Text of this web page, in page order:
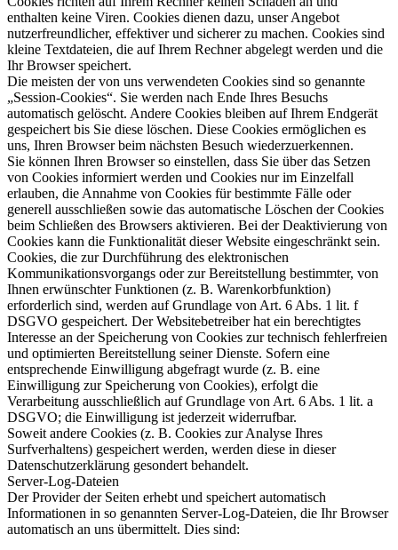
enthalten keine Viren. Cookies dienen dazu, unser Angebot
nutzerfreundlicher, effektiver und sicherer zu machen. Cookies sind
kleine Textdateien, die auf Ihrem Rechner abgelegt werden und die
Ihr Browser speichert.
Die meisten der von uns verwendeten Cookies sind so genannte
„Session-Cookies“. Sie werden nach Ende Ihres Besuchs
automatisch gelöscht. Andere Cookies bleiben auf Ihrem Endgerät
gespeichert bis Sie diese löschen. Diese Cookies ermöglichen es
uns, Ihren Browser beim nächsten Besuch wiederzuerkennen.
Sie können Ihren Browser so einstellen, dass Sie über das Setzen
von Cookies informiert werden und Cookies nur im Einzelfall
erlauben, die Annahme von Cookies für bestimmte Fälle oder
generell ausschließen sowie das automatische Löschen der Cookies
beim Schließen des Browsers aktivieren. Bei der Deaktivierung von
Cookies kann die Funktionalität dieser Website eingeschränkt sein.
Cookies, die zur Durchführung des elektronischen
Kommunikationsvorgangs oder zur Bereitstellung bestimmter, von
Ihnen erwünschter Funktionen (z. B. Warenkorbfunktion)
erforderlich sind, werden auf Grundlage von Art. 6 Abs. 1 lit. f
DSGVO gespeichert. Der Websitebetreiber hat ein berechtigtes
Interesse an der Speicherung von Cookies zur technisch fehlerfreien
und optimierten Bereitstellung seiner Dienste. Sofern eine
entsprechende Einwilligung abgefragt wurde (z. B. eine
Einwilligung zur Speicherung von Cookies), erfolgt die
Verarbeitung ausschließlich auf Grundlage von Art. 6 Abs. 1 lit. a
DSGVO; die Einwilligung ist jederzeit widerrufbar.
Soweit andere Cookies (z. B. Cookies zur Analyse Ihres
Surfverhaltens) gespeichert werden, werden diese in dieser
Datenschutzerklärung gesondert behandelt.
Server-Log-Dateien
Der Provider der Seiten erhebt und speichert automatisch
Informationen in so genannten Server-Log-Dateien, die Ihr Browser
automatisch an uns übermittelt. Dies sind: